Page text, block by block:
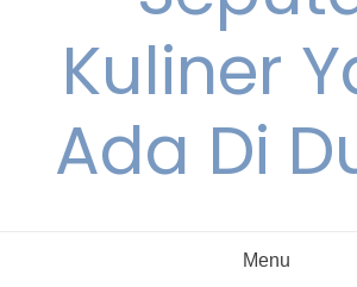
Kuliner
Ada Di
Menu